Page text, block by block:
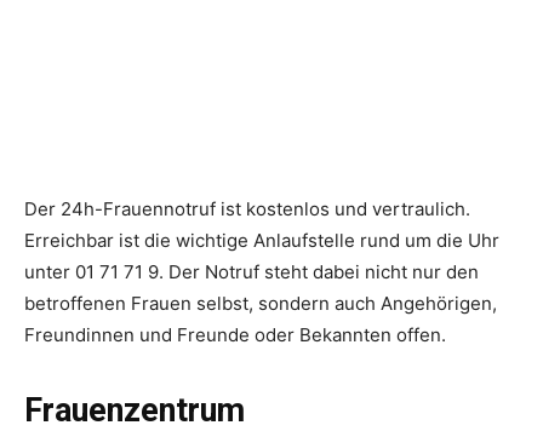
Der 24h-Frauennotruf ist kostenlos und vertraulich.
Erreichbar ist die wichtige Anlaufstelle rund um die Uhr
unter 01 71 71 9. Der Notruf steht dabei nicht nur den
betroffenen Frauen selbst, sondern auch Angehörigen,
Freundinnen und Freunde oder Bekannten offen.
Frauenzentrum